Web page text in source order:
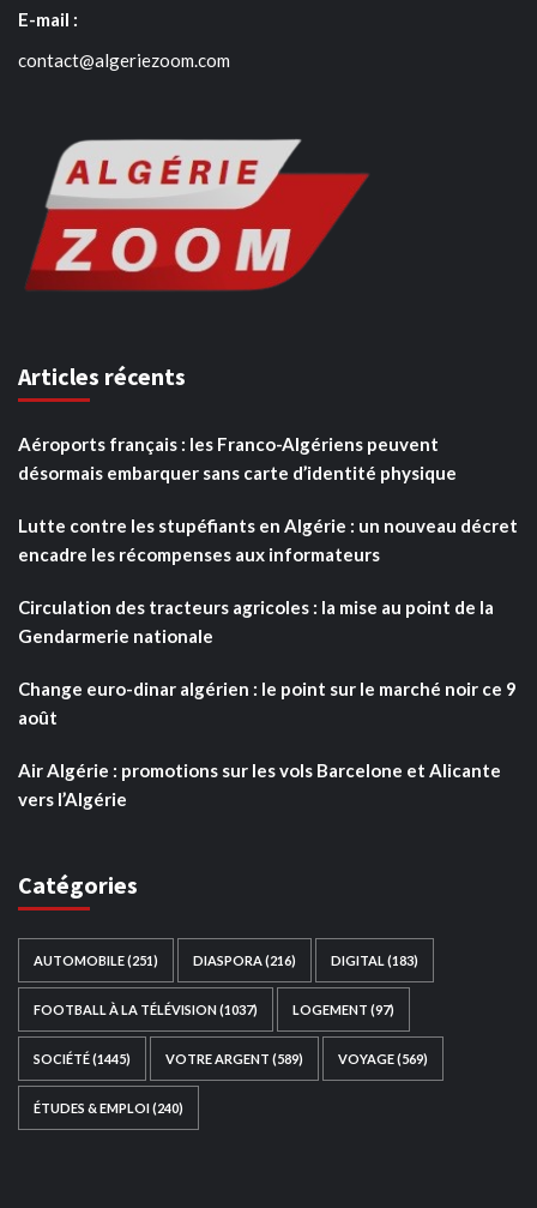
E-mail :
contact@algeriezoom.com
Articles récents
Aéroports français : les Franco-Algériens peuvent
désormais embarquer sans carte d’identité physique
Lutte contre les stupéfiants en Algérie : un nouveau décret
encadre les récompenses aux informateurs
Circulation des tracteurs agricoles : la mise au point de la
Gendarmerie nationale
Change euro-dinar algérien : le point sur le marché noir ce 9
août
Air Algérie : promotions sur les vols Barcelone et Alicante
vers l’Algérie
Catégories
AUTOMOBILE(251) DIASPORA (216) DIGITAL (183)
FOOTBALL À LA TÉLÉVISION(1037) LOGEMENT (97)
SOCIÉTÉ(1445) VOTRE ARGENT (589) VOYAGE(569)
ÉTUDES & EMPLOI(240)